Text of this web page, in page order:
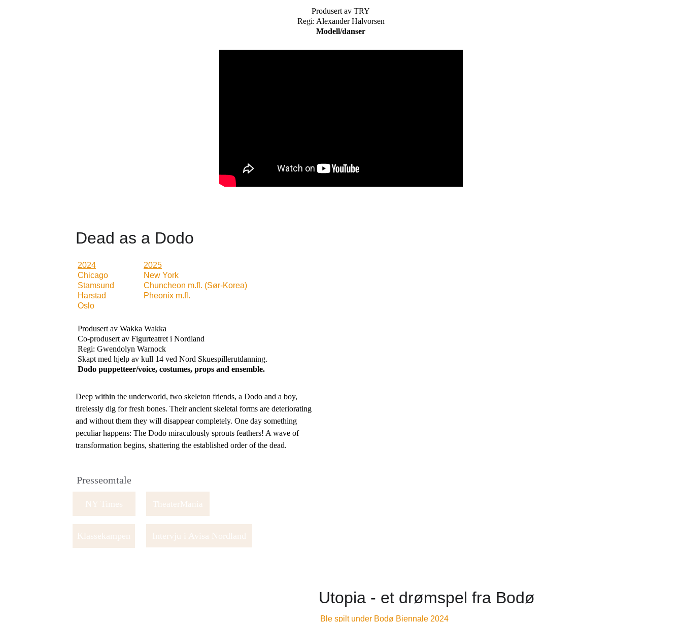
Produsert av TRY
Regi: Alexander Halvorsen
Modell/danser
Dead as a Dodo
Produsert av Wakka Wakka
Co-produsert av Figurteatret i Nordland
Regi: Gwendolyn Warnock
Skapt med hjelp av kull 14 ved Nord Skuespillerutdanning.
Dodo puppetteer/voice, costumes, props and ensemble.
2024
Chicago
Stamsund
Harstad
Oslo
2025
New York
Chuncheon m.fl. (Sør-Korea)
Pheonix m.fl.
Deep within the underworld, two skeleton friends, a Dodo and a boy,
tirelessly dig for fresh bones. Their ancient skeletal forms are deteriorating
and without them they will disappear completely. One day something
peculiar happens: The Dodo miraculously sprouts feathers! A wave of
transformation begins, shattering the established order of the dead.
Presseomtale
Intervju i Avisa Nordland
NY Times
Klassekampen
TheaterMania
Utopia - et drømspel fra Bodø
Ble spilt under Bodø Biennale 2024